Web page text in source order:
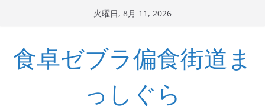
火曜日, 8月 11, 2026
食卓ゼブラ偏食街道ま
っしぐら